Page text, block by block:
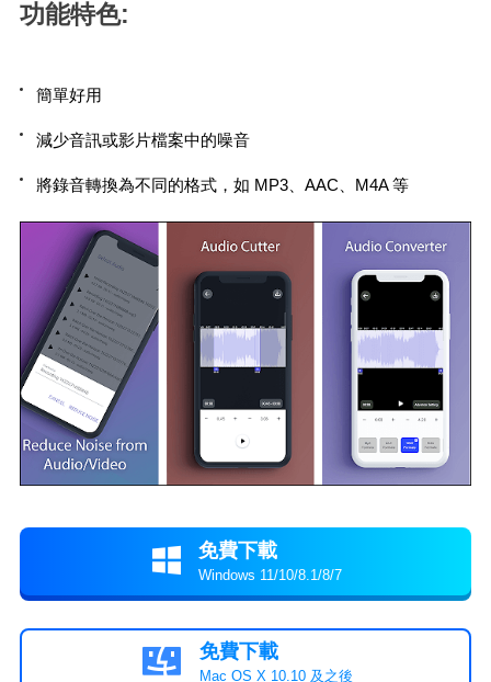
功能特色:
簡單好用
減少音訊或影片檔案中的噪音
將錄音轉換為不同的格式，如 MP3、AAC、M4A 等
 免費下載
Windows 11/10/8.1/8/7
 免費下載
Mac OS X 10.10 及之後